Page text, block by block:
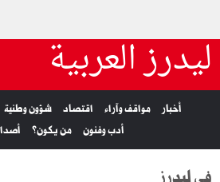
ليدرز العربية
أخبار مواقف وآراء اقتصاد شؤون وطنية
أدب وفنون
من يكون؟
في ليدرز